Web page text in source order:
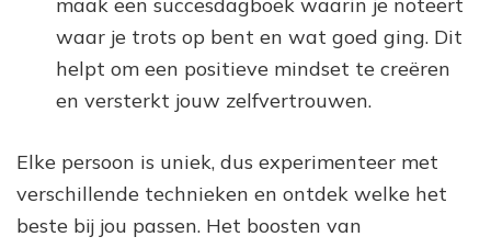
waar je trots op bent en wat goed ging. Dit
helpt om een positieve mindset te creëren
en versterkt jouw zelfvertrouwen.
Elke persoon is uniek, dus experimenteer met
verschillende technieken en ontdek welke het
beste bij jou passen. Het boosten van